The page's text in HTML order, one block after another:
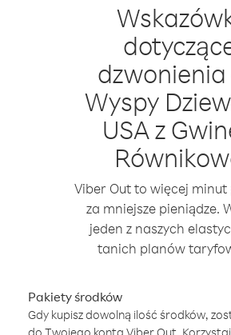
Wyspy
USA z
Viber Out to więcej minut
za mniejsze pieniądze.
jeden z naszych
tanich planów
Pakiety środków
Gdy kupisz dowolną ilość środków,